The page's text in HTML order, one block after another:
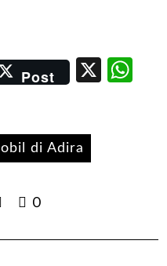
Post X
di Adira
0